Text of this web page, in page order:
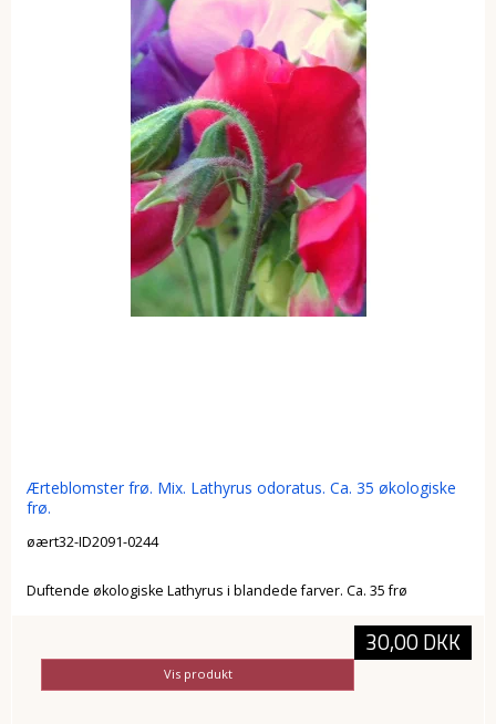
Ærteblomster frø. Mix. Lathyrus odoratus. Ca. 35 økologiske
frø.
øært32-ID2091-0244
Duftende økologiske Lathyrus i blandede farver. Ca. 35 frø
30,00 DKK
Vis produkt